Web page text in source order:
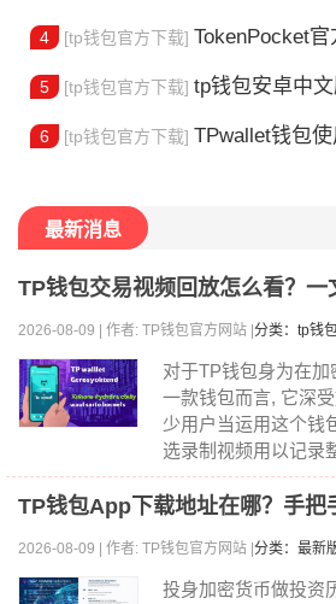
4 [tp钱包官方下载] TokenPocket官方认证
5 [tp钱包官方下载] tp钱包安卓中文版
6 [tp钱包官方下载] TPwallet钱包使用全
最新消息
TP钱包交易视频回放怎么看？一
2026-08-09 | 作者: TP钱包官方网站 | 分类：tp钱
对于TP钱包身为在
一款钱包而言, 它深
少用户当运用这个钱
选录制视频用以记录
TP钱包App下载地址在哪？手把
2026-08-09 | 作者: TP钱包官方网站 | 分类：最新
投身加密货币做投资